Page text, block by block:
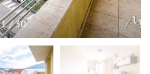
1/30